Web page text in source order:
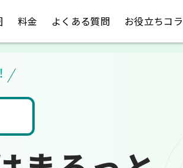
料金 よくある質問 お役立ちコ
請求書や